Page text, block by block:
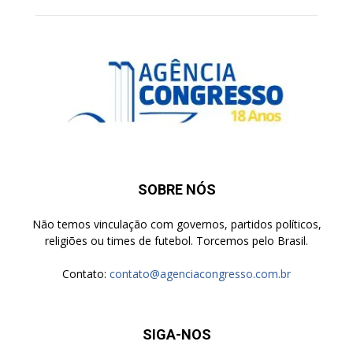
SOBRE NÓS
Não temos vinculação com governos, partidos políticos,
religiões ou times de futebol. Torcemos pelo Brasil.
Contato: contato@agenciacongresso.com.br
SIGA-NOS